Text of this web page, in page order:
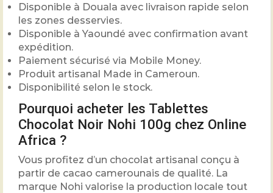
Disponible à Douala avec livraison rapide selon
les zones desservies.
Disponible à Yaoundé avec confirmation avant
expédition.
Paiement sécurisé via Mobile Money.
Produit artisanal Made in Cameroun.
Disponibilité selon le stock.
Pourquoi acheter les Tablettes
Chocolat Noir Nohi 100g chez Online
Africa ?
Vous profitez d’un chocolat artisanal conçu à
partir de cacao camerounais de qualité. La
marque Nohi valorise la production locale tout